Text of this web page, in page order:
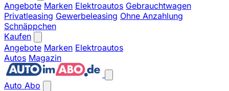
Angebote Marken Elektroautos Gebrauchtwagen
Privatleasing Gewerbeleasing Ohne Anzahlung
Schnäppchen
Kaufen
Angebote Marken Elektroautos
Autos Magazin
Auto Abo